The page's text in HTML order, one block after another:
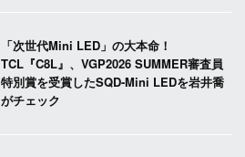
「次世代Mini LED」の大本命！
TCL『C8L』、VGP2026 SUMMER審査員
特別賞を受賞したSQD-Mini LEDを岩井喬
がチェック